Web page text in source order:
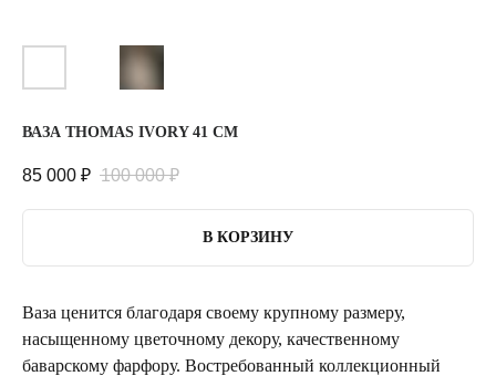
ВАЗА THOMAS IVORY 41 СМ
85 000 ₽ 100 000 ₽
В КОРЗИНУ
Ваза ценится благодаря своему крупному размеру,
насыщенному цветочному декору, качественному
баварскому фарфору. Востребованный коллекционный